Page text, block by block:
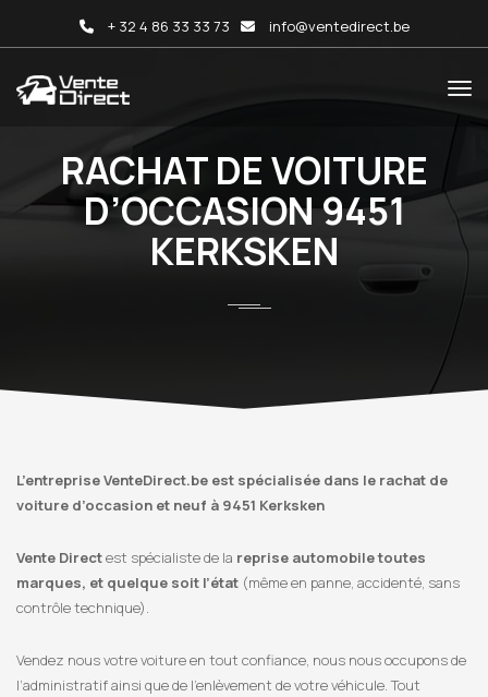
+ 32 4 86 33 33 73 info@ventedirect.be
RACHAT DE VOITURE
D’OCCASION 9451
KERKSKEN
L’entreprise VenteDirect.be est spécialisée dans le rachat de
voiture d’occasion et neuf à 9451 Kerksken
Vente Directest spécialiste de la reprise automobile toutes
marques, et quelque soit l’état (même en panne, accidenté, sans
contrôle technique).
Vendez nous votre voiture en tout confiance, nous nous occupons de
l’administratif ainsi que de l’enlèvement de votre véhicule. Tout